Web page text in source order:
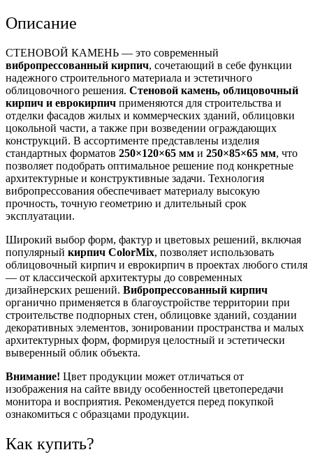
Описание
СТЕНОВОЙ КАМЕНЬ — это современный
вибропрессованный кирпич, сочетающий в себе функции
надежного строительного материала и эстетичного
облицовочного решения. Стеновой камень, облицовочный
кирпич и еврокирпич применяются для строительства и
отделки фасадов жилых и коммерческих зданий, облицовки
цокольной части, а также при возведении ограждающих
конструкций. В ассортименте представлены изделия
стандартных форматов 250×120×65 мм и 250×85×65 мм, что
позволяет подобрать оптимальное решение под конкретные
архитектурные и конструктивные задачи. Технология
вибропрессования обеспечивает материалу высокую
прочность, точную геометрию и длительный срок
эксплуатации.
Широкий выбор форм, фактур и цветовых решений, включая
популярный кирпич ColorMix, позволяет использовать
облицовочный кирпич и еврокирпич в проектах любого стиля
— от классической архитектуры до современных
дизайнерских решений. Вибропрессованный кирпич
органично применяется в благоустройстве территории при
строительстве подпорных стен, облицовке зданий, создании
декоративных элементов, зонировании пространства и малых
архитектурных форм, формируя целостный и эстетически
выверенный облик объекта.
Внимание! Цвет продукции может отличаться от
изображения на сайте ввиду особенностей цветопередачи
монитора и восприятия. Рекомендуется перед покупкой
ознакомиться с образцами продукции.
Как купить?